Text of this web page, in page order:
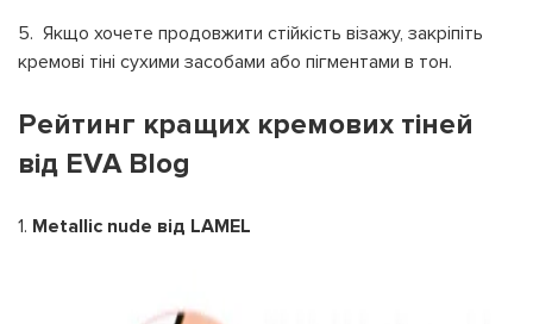
Якщо хочете продовжити стійкість візажу, закріпіть
кремові тіні сухими засобами або пігментами в тон.
Рейтинг кращих кремових тіней
від ЕVА Blog
1. Metallic nude від LAMEL